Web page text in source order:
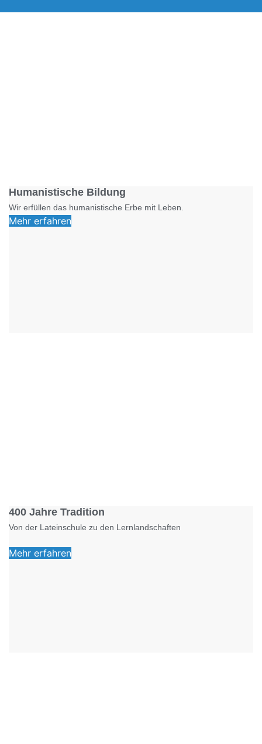
Humanistische Bildung
Wir erfüllen das humanistische Erbe mit Leben.
Mehr erfahren
400 Jahre Tradition
Von der Lateinschule zu den Lernlandschaften
Mehr erfahren